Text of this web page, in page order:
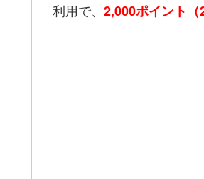
利用で、 2,000ポイント